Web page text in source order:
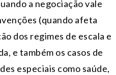
a negociação vale
(quando afeta
dos regimes de escala e
e também os casos de
especiais como saúde,